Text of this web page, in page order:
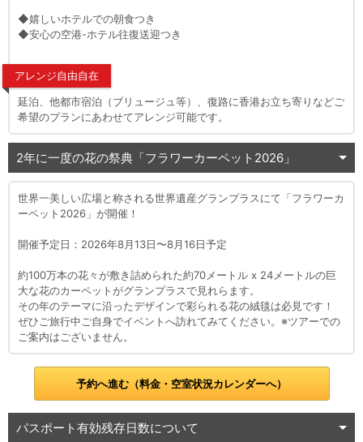
◆嬉しいホテルでの朝食つき
◆安心の空港-ホテル往復送迎つき
アレンジ自由自在
延泊、他都市宿泊（ブリュージュ等）、復路に香港お立ち寄りなどご
希望のプランにあわせてアレンジ可能です。
2年に一度の花の祭典「フラワーカーペット2026」
世界一美しい広場と称される世界遺産グランプラスにて「フラワーカ
ーペット2026」が開催！
開催予定日：2026年8月13日〜8月16日予定
約100万本の花々が敷き詰められた約70メートル x 24メートルの巨
大な花のカーペットがグランプラスで見れらます。
その年のテーマに沿ったデザインで彩られる花の絨毯は必見です！
ぜひご旅行中ご自身でイベントへ訪れてみてください。※ツアーでの
ご案内はございません。
予約へ進む（料金・空室状況カレンダーへ）
パスポート有効残存日数について